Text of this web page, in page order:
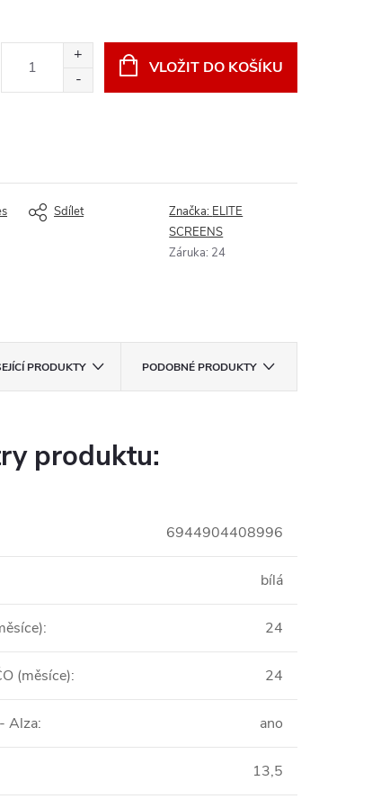
VLOŽIT DO KOŠÍKU
Sdílet Značka: ELITE
SCREENS
Záruka: 24
PRODUKTY PODOBNÉ PRODUKTY
produktu:
6944904408996
bílá
: 24
(měsíce): 24
Alza: ano
13,5